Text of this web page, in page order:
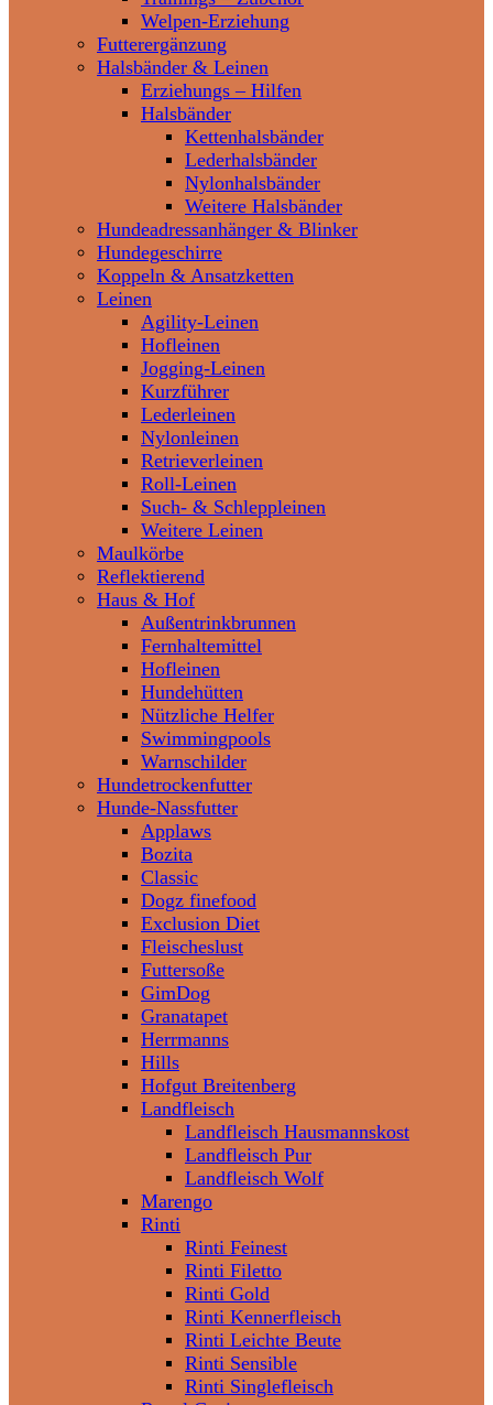
Welpen-Erziehung
Futterergänzung
Halsbänder & Leinen
Erziehungs – Hilfen
Halsbänder
Kettenhalsbänder
Lederhalsbänder
Nylonhalsbänder
Weitere Halsbänder
Hundeadressanhänger & Blinker
Hundegeschirre
Koppeln & Ansatzketten
Leinen
Agility-Leinen
Hofleinen
Jogging-Leinen
Kurzführer
Lederleinen
Nylonleinen
Retrieverleinen
Roll-Leinen
Such- & Schleppleinen
Weitere Leinen
Maulkörbe
Reflektierend
Haus & Hof
Außentrinkbrunnen
Fernhaltemittel
Hofleinen
Hundehütten
Nützliche Helfer
Swimmingpools
Warnschilder
Hundetrockenfutter
Hunde-Nassfutter
Applaws
Bozita
Classic
Dogz finefood
Exclusion Diet
Fleischeslust
Futtersoße
GimDog
Granatapet
Herrmanns
Hills
Hofgut Breitenberg
Landfleisch
Landfleisch Hausmannskost
Landfleisch Pur
Landfleisch Wolf
Marengo
Rinti
Rinti Feinest
Rinti Filetto
Rinti Gold
Rinti Kennerfleisch
Rinti Leichte Beute
Rinti Sensible
Rinti Singlefleisch